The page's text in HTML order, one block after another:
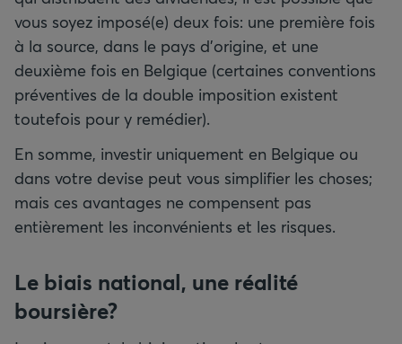
vous soyez imposé(e) deux fois: une première fois
à la source, dans le pays d’origine, et une
deuxième fois en Belgique (certaines conventions
préventives de la double imposition existent
toutefois pour y remédier).
En somme, investir uniquement en Belgique ou
dans votre devise peut vous simplifier les choses;
mais ces avantages ne compensent pas
entièrement les inconvénients et les risques.
Le biais national, une réalité
boursière?